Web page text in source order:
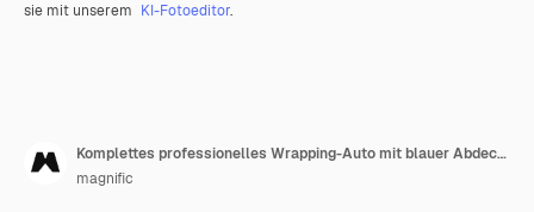
sie mit unserem KI-Fotoeditor.
Komplettes professionelles Wrapping-Auto mit blauer Abdeckung
magnific